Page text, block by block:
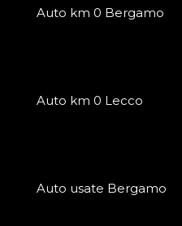
Auto km 0 Bergamo
Auto km 0 Lecco
Auto usate Bergamo